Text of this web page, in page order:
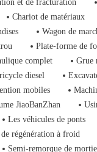
et de fracturation
Chariot de matériaux
Wagon de
Plate-forme de
complet
Grue
diesel
mobiles
JiaoBanZhan
Les véhicules de ponts
régénération à froid
Semi-remorque de